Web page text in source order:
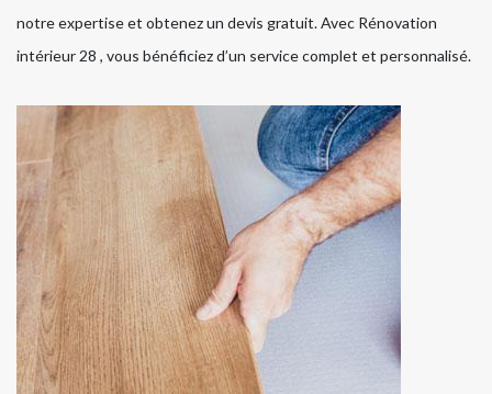
notre expertise et obtenez un devis gratuit. Avec Rénovation
intérieur 28 , vous bénéficiez d’un service complet et personnalisé.